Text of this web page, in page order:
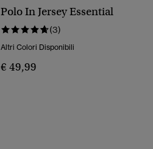
Polo In Jersey Essential
(3)
Altri Colori Disponibili
€ 49,99